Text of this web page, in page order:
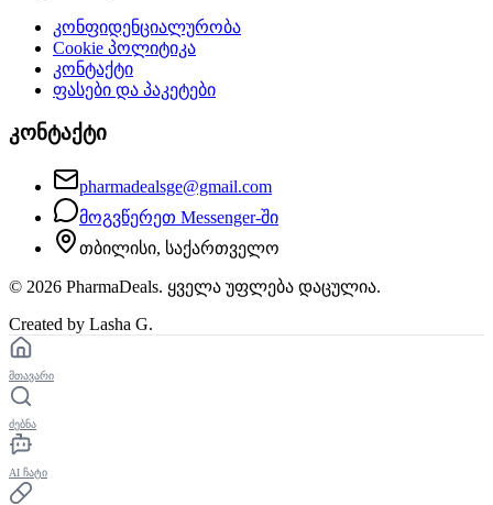
კონფიდენციალურობა
Cookie პოლიტიკა
კონტაქტი
ფასები და პაკეტები
კონტაქტი
pharmadealsge@gmail.com
მოგვწერეთ Messenger-ში
თბილისი, საქართველო
© 2026 PharmaDeals. ყველა უფლება დაცულია.
Created by Lasha G.
მთავარი
ძებნა
AI ჩატი